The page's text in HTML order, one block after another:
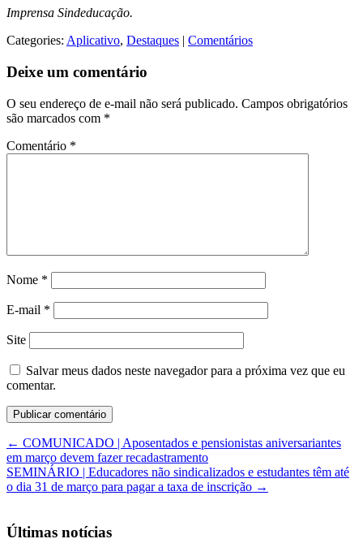
Imprensa Sindeducação.
Categories: Aplicativo, Destaques | Comentários
Deixe um comentário
O seu endereço de e-mail não será publicado. Campos obrigatórios
são marcados com *
Comentário *
Nome *
E-mail *
Site
Salvar meus dados neste navegador para a próxima vez que eu
comentar.
← COMUNICADO | Aposentados e pensionistas aniversariantes
em março devem fazer recadastramento
SEMINÁRIO | Educadores não sindicalizados e estudantes têm até
o dia 31 de março para pagar a taxa de inscrição →
Últimas notícias